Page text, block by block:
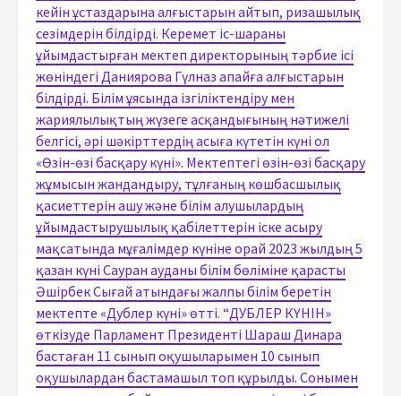
кейін ұстаздарына алғыстарын айтып, ризашылық
сезімдерін білдірді. Керемет іс-шараны
ұйымдастырған мектеп директорының тәрбие ісі
жөніндегі Даниярова Гүлназ апайға алғыстарын
білдірді. Білім ұясында ізгіліктендіру мен
жариялылықтың жүзеге асқандығының нәтижелі
белгісі, әрі шәкірттердің асыға күтетін күні ол
«Өзін-өзі басқару күні». Мектептегі өзін-өзі басқару
жұмысын жандандыру, тұлғаның көшбасшылық
қасиеттерін ашу және білім алушылардың
ұйымдастырушылық қабілеттерін іске асыру
мақсатында мұғалімдер күніне орай 2023 жылдың 5
қазан күні Сауран ауданы білім бөліміне қарасты
Әшірбек Сығай атындағы жалпы білім беретін
мектепте «Дублер күні» өтті. “ДУБЛЕР КҮНІН»
өткізуде Парламент Президенті Шараш Динара
бастаған 11 сынып оқушыларымен 10 сынып
оқушылардан бастамашыл топ құрылды. Сонымен